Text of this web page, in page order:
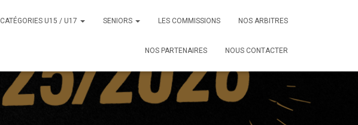
CATÉGORIES U15 / U17 SENIORS LES COMMISSIONS NOS ARBITRES
NOS PARTENAIRES NOUS CONTACTER